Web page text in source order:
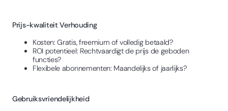
Prijs-kwaliteit Verhouding
Kosten: Gratis, freemium of volledig betaald?
ROI potentieel: Rechtvaardigt de prijs de geboden
functies?
Flexibele abonnementen: Maandelijks of jaarlijks?
Gebruiksvriendelijkheid